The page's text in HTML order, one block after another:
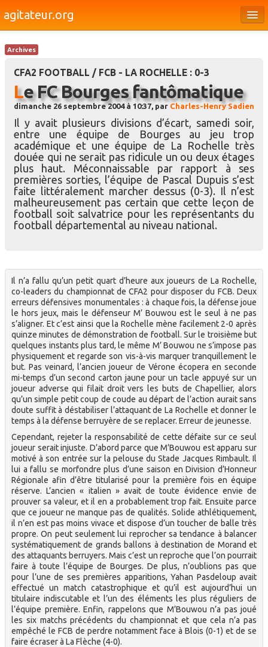
agitateur.org
Culture
Médias
Dossiers
Brèves
Archives
CFA2 FOOTBALL / FCB - LA ROCHELLE : 0-3
Le FC Bourges fantômatique
dimanche 26 septembre 2004 à 10:37, par Charles-Henry Sadien
Il y avait plusieurs divisions d’écart, samedi soir,
entre une équipe de Bourges au jeu trop
académique et une équipe de La Rochelle très
douée qui ne serait pas ridicule un ou deux étages
plus haut. Méconnaissable par rapport à ses
premières sorties, l’équipe de Pascal Dupuis s’est
faite littéralement marcher dessus (0-3). Il n’est
malheureusement pas certain que cette leçon de
football soit salvatrice pour les représentants du
football départemental au niveau national.
Il n’a fallu qu’un petit quart d’heure aux joueurs de La Rochelle,
co-leaders du championnat de CFA2 pour disposer du FCB. Deux
erreurs défensives monumentales : à chaque fois, la défense joue
le hors jeux, mais le défenseur M’ Bouwou est le seul à ne pas
s’aligner. Et c’est ainsi que la Rochelle mène facilement 2-0 après
quinze minutes de démonstration de football. Sur le troisième but
quelques instants plus tard, le même M’ Bouwou ne s’impose pas
physiquement et regarde son vis-à-vis marquer tranquillement le
but. Pas veinard, l’ancien joueur de Vérone écopera en seconde
mi-temps d’un second carton jaune pour un tacle appuyé sur un
joueur adverse qui filait droit vers les buts de Chapellier, alors
qu’un simple petit coup de coude au départ de l’action aurait sans
doute suffit à déstabiliser l’attaquant de La Rochelle et donner le
temps à la défense berruyère de se replacer. Erreur de jeunesse.
Cependant, rejeter la responsabilité de cette défaite sur ce seul
joueur serait injuste. D’abord parce que M’Bouwou est apparu sur
motivé à son entrée sur la pelouse du Stade Jacques Rimbault. Il
lui a fallu se morfondre plus d’une saison en Division d’Honneur
Régionale afin d’être titularisé pour la première fois en équipe
réserve. L’ancien « italien » avait de toute évidence envie de
prouver sa valeur, et il en a probablement trop fait. Ensuite parce
que ce joueur ne manque pas de qualités. Solide athlétiquement,
il n’en est pas moins vivace et dispose d’un toucher de balle très
propre. On peut seulement lui reprocher sa tendance à balancer
systématiquement de grands ballons à destination de Morand et
des attaquants berruyers. Mais c’est un reproche que l’on pourrait
faire à toute l’équipe de Bourges. De plus, n’oublions pas que
pour l’une de ses premières apparitions, Yahan Pasdeloup avait
effectué un match catastrophique et qu’il est aujourd’hui un
titulaire indiscutable et l’un des éléments les plus réguliers de
l’équipe première. Enfin, rappelons que M’Bouwou n’a pas joué
les six matchs précédents du championnat et que cela n’a pas
empêché le FCB de perdre notamment face à Blois (0-1) et de se
faire écraser à La Flèche (4-0).